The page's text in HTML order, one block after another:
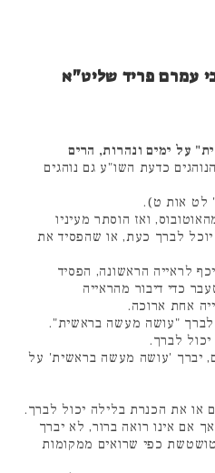
עמרם פריד שליט"א
על ימים ונהרות, הרים
כדעת השו"ע גם נוהגים
לט אות ט).
ואז הוסתר מעיניו
לברך כעת, או שהפסיד את
לראייה הראשונה, הפסיד
כדי דיבור מהראייה
אחת ארוכה.
לברך "עושה מעשה בראשית".
לברך.
יברך 'עושה מעשה בראשית' על
את הכנרת בלילה יכול לברך.
אם אינו רואה ברור, לא יברך
כפי שרואים ממקומות